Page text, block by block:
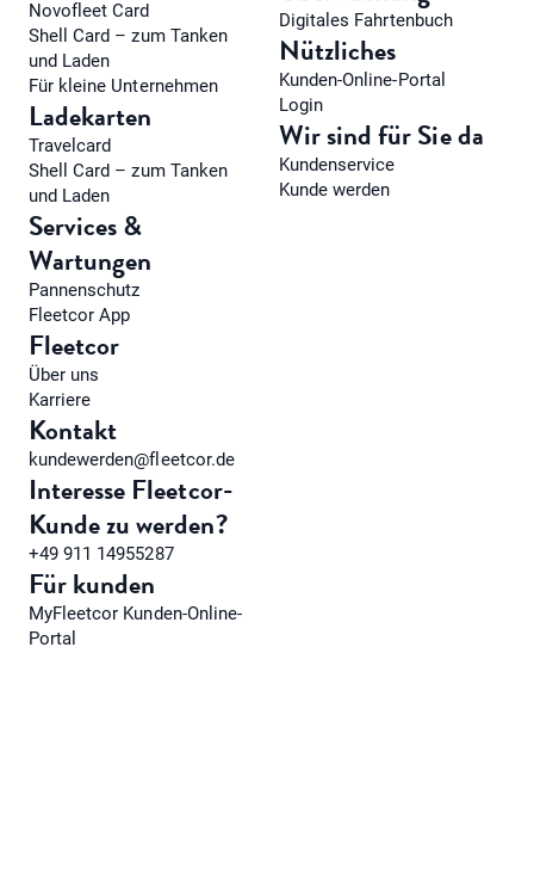
Novofleet Card
Shell Card – zum Tanken
und Laden
Für kleine Unternehmen
Ladekarten
Travelcard
Shell Card – zum Tanken
und Laden
Services &
Wartungen
Pannenschutz
Fleetcor App
Digitales Fahrtenbuch
Nützliches
Kunden-Online-Portal
Login
Wir sind für Sie da
Kundenservice
Kunde werden
Fleetcor
Über uns
Karriere
Kontakt
kundewerden@fleetcor.de
Interesse Fleetcor-
Kunde zu werden?
+49 911 14955287
Für kunden
MyFleetcor Kunden-Online-
Portal